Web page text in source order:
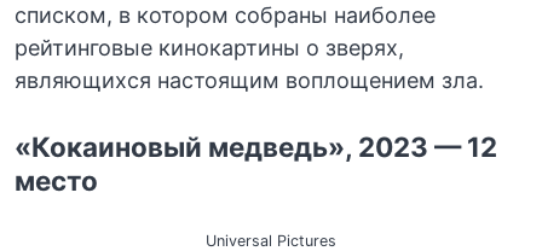
списком, в котором собраны наиболее
рейтинговые кинокартины о зверях,
являющихся настоящим воплощением зла.
«Кокаиновый медведь», 2023 — 12
место
Universal Pictures